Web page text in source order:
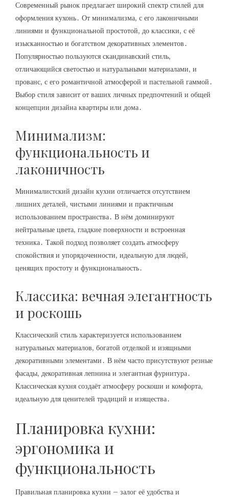
Современный рынок предлагает широкий спектр стилей для
оформления кухонь․ От минимализма, с его лаконичными
линиями и функциональной простотой, до классики, с её
изысканностью и богатством декоративных элементов․
Популярностью пользуются скандинавский стиль,
отличающийся светостью и натуральными материалами, и
прованс, с его романтичной атмосферой и пастельной гаммой․
Выбор стиля зависит от ваших личных предпочтений и общей
концепции дизайна квартиры или дома․
Минимализм:
функциональность и
лаконичность
Минималистский дизайн кухни отличается отсутствием
лишних деталей, чистыми линиями и практичным
использованием пространства․ В нём доминируют
нейтральные цвета, гладкие поверхности и встроенная
техника․ Такой подход позволяет создать атмосферу
спокойствия и упорядоченности, идеальную для людей,
ценящих простоту и функциональность․
Классика: вечная элегантность
и роскошь
Классический стиль характеризуется использованием
натуральных материалов, богатой отделкой и изящными
декоративными элементами․ В нём часто присутствуют резные
фасады, декоративная лепнина и элегантная фурнитура․
Классическая кухня создаёт атмосферу роскоши и комфорта,
идеальную для ценителей традиций и изящества․
Планировка кухни:
эргономика и
функциональность
Правильная планировка кухни – залог её удобства и